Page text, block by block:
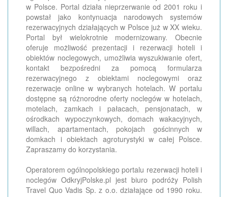
w Polsce. Portal działa nieprzerwanie od 2001 roku i
powstał jako kontynuacja narodowych systemów
rezerwacyjnych działających w Polsce już w XX wieku.
Portal był wielokrotnie modernizowany. Obecnie
oferuje możliwość prezentacji i rezerwacji hoteli i
obiektów noclegowych, umożliwia wyszukiwanie ofert,
kontakt bezpośredni za pomocą formularza
rezerwacyjnego z obiektami noclegowymi oraz
rezerwacje online w wybranych hotelach. W portalu
dostępne są różnorodne oferty noclegów w hotelach,
motelach, zamkach i pałacach, pensjonatach, w
ośrodkach wypoczynkowych, domach wakacyjnych,
willach, apartamentach, pokojach gościnnych w
domkach i obiektach agroturystyki w całej Polsce.
Zapraszamy do korzystania.
Operatorem ogólnopolskiego portalu rezerwacji hoteli i
noclegów OdkryjPolske.pl jest biuro podróży Polish
Travel Quo Vadis Sp. z o.o. działające od 1990 roku.